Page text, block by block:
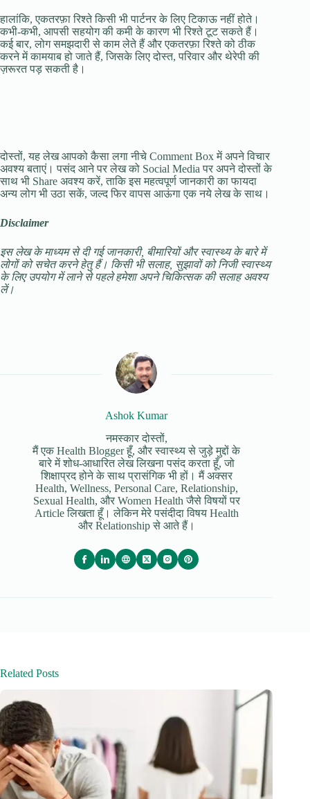
हालांकि, एकतरफ़ा रिश्ते किसी भी पार्टनर के लिए टिकाऊ नहीं होते।
कभी-कभी, आपसी सहयोग की कमी के कारण भी रिश्ते टूट सकते हैं।
कई बार, लोग समझदारी से काम लेते हैं और एकतरफ़ा रिश्ते को ठीक
करने में कामयाब हो जाते हैं, जिसके लिए दोस्त, परिवार और थेरेपी की
ज़रूरत पड़ सकती है।
दोस्तों, यह लेख आपको कैसा लगा नीचे Comment Box में अपने विचार
अवश्य बताएं। पसंद आने पर लेख को Social Media पर अपने दोस्तों के
साथ भी Share अवश्य करें, ताकि इस महत्वपूर्ण जानकारी का फायदा
अन्य लोग भी उठा सकें, जल्द फिर वापस आऊंगा एक नये लेख के साथ।
Disclaimer
इस लेख के माध्यम से दी गई जानकारी, बीमारियों और स्वास्थ्य के बारे में
लोगों को सचेत करने हेतु हैं। किसी भी सलाह, सुझावों को निजी स्वास्थ्य
के लिए उपयोग में लाने से पहले हमेशा अपने चिकित्सक की सलाह अवश्य
लें।
Ashok Kumar
नमस्कार दोस्तों,
मैं एक Health Blogger हूँ, और स्वास्थ्य से जुड़े मुद्दों के
बारे में शोध-आधारित लेख लिखना पसंद करता हूँ, जो
शिक्षाप्रद होने के साथ प्रासंगिक भी हों। मैं अक्सर
Health, Wellness, Personal Care, Relationship,
Sexual Health, और Women Health जैसे विषयों पर
Article लिखता हूँ। लेकिन मेरे पसंदीदा विषय Health
और Relationship से आते हैं।
Related Posts